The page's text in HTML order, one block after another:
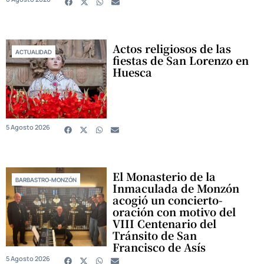
ACTUALIDAD Actos religiosos de las
fiestas de San Lorenzo en
Huesca
5 Agosto 2026
BARBASTRO-MONZÓN El Monasterio de la
Inmaculada de Monzón
acogió un concierto-
oración con motivo del
VIII Centenario del
Tránsito de San
Francisco de Asís
5 Agosto 2026